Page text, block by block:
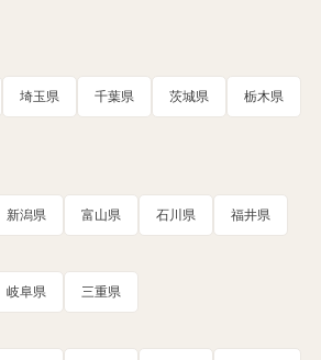
埼玉県 千葉県 茨城県 栃木県
新潟県 富山県 石川県 福井県
岐阜県 三重県